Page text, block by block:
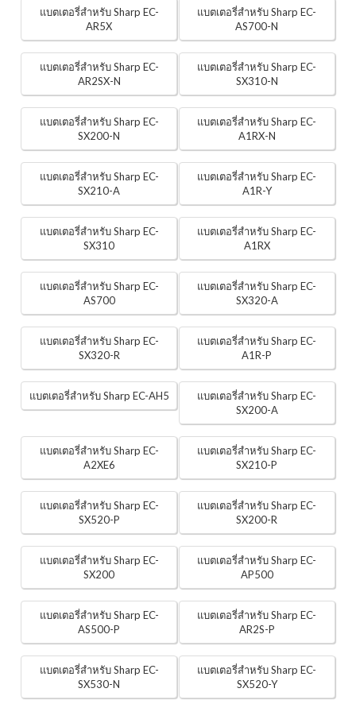
แบตเตอรี่สำหรับ Sharp EC-
AR5X
แบตเตอรี่สำหรับ Sharp EC-
AS700-N
แบตเตอรี่สำหรับ Sharp EC-
AR2SX-N
แบตเตอรี่สำหรับ Sharp EC-
SX310-N
แบตเตอรี่สำหรับ Sharp EC-
SX200-N
แบตเตอรี่สำหรับ Sharp EC-
A1RX-N
แบตเตอรี่สำหรับ Sharp EC-
SX210-A
แบตเตอรี่สำหรับ Sharp EC-
A1R-Y
แบตเตอรี่สำหรับ Sharp EC-
SX310
แบตเตอรี่สำหรับ Sharp EC-
A1RX
แบตเตอรี่สำหรับ Sharp EC-
AS700
แบตเตอรี่สำหรับ Sharp EC-
SX320-A
แบตเตอรี่สำหรับ Sharp EC-
SX320-R
แบตเตอรี่สำหรับ Sharp EC-
A1R-P
แบตเตอรี่สำหรับ Sharp EC-AH5
แบตเตอรี่สำหรับ Sharp EC-
SX200-A
แบตเตอรี่สำหรับ Sharp EC-
A2XE6
แบตเตอรี่สำหรับ Sharp EC-
SX210-P
แบตเตอรี่สำหรับ Sharp EC-
SX520-P
แบตเตอรี่สำหรับ Sharp EC-
SX200-R
แบตเตอรี่สำหรับ Sharp EC-
SX200
แบตเตอรี่สำหรับ Sharp EC-
AP500
แบตเตอรี่สำหรับ Sharp EC-
AS500-P
แบตเตอรี่สำหรับ Sharp EC-
AR2S-P
แบตเตอรี่สำหรับ Sharp EC-
SX530-N
แบตเตอรี่สำหรับ Sharp EC-
SX520-Y